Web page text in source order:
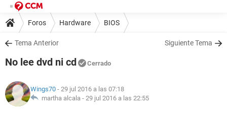
Foros Hardware BIOS
Tema Anterior Siguiente Tema
No lee dvd ni cd Cerrado
Wings70 - 29 jul 2016 a las 07:18
martha alcala - 29 jul 2016 a las 22:55